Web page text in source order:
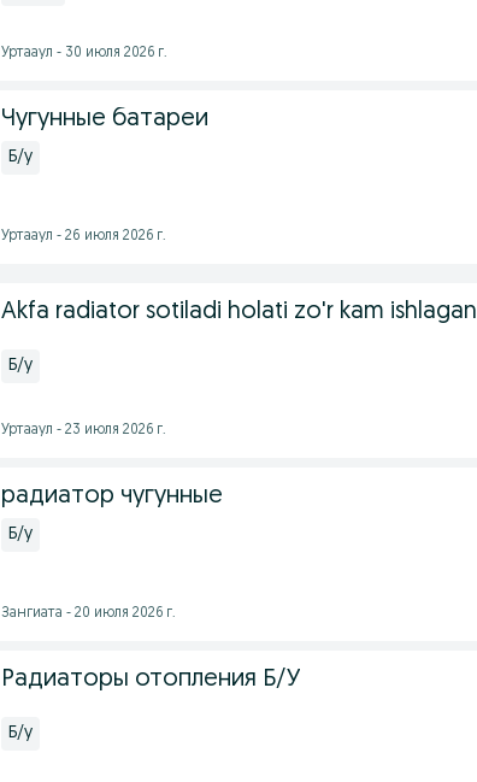
Уртааул - 30 июля 2026 г.
Чугунные батареи
Б/у
Уртааул - 26 июля 2026 г.
Akfa radiator sotiladi holati zo'r kam ishlagan
Б/у
Уртааул - 23 июля 2026 г.
радиатор чугунные
Б/у
Зангиата - 20 июля 2026 г.
Радиаторы отопления Б/У
Б/у